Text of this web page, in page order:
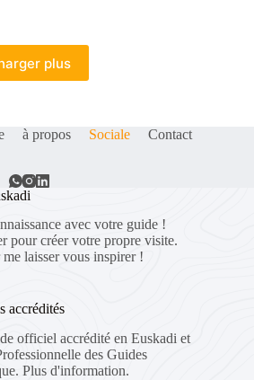
plus
à propos Sociale Contact
avec votre guide !
pour créer votre propre visite.
laisser vous inspirer !
accrédités
officiel accrédité en Euskadi et
des Guides
Plus d'information.